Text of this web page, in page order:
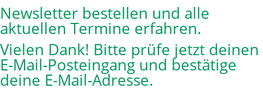
Newsletter bestellen und alle
aktuellen Termine erfahren.
Vielen Dank! Bitte prüfe jetzt deinen
E-Mail-Posteingang und bestätige
deine E-Mail-Adresse.